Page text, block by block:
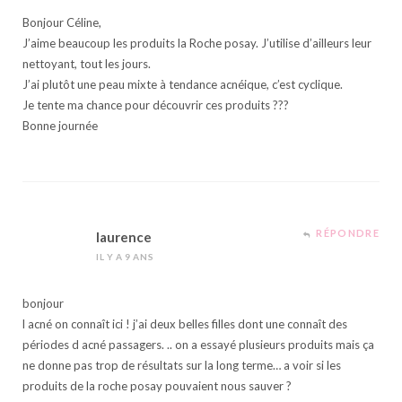
Bonjour Céline,
J’aime beaucoup les produits la Roche posay. J’utilise d’ailleurs leur
nettoyant, tout les jours.
J’ai plutôt une peau mixte à tendance acnéique, c’est cyclique.
Je tente ma chance pour découvrir ces produits ???
Bonne journée
laurence
IL Y A 9 ANS
RÉPONDRE
bonjour
l acné on connaît ici ! j’ai deux belles filles dont une connaît des
périodes d acné passagers. .. on a essayé plusieurs produits mais ça
ne donne pas trop de résultats sur la long terme… a voir si les
produits de la roche posay pouvaient nous sauver ?